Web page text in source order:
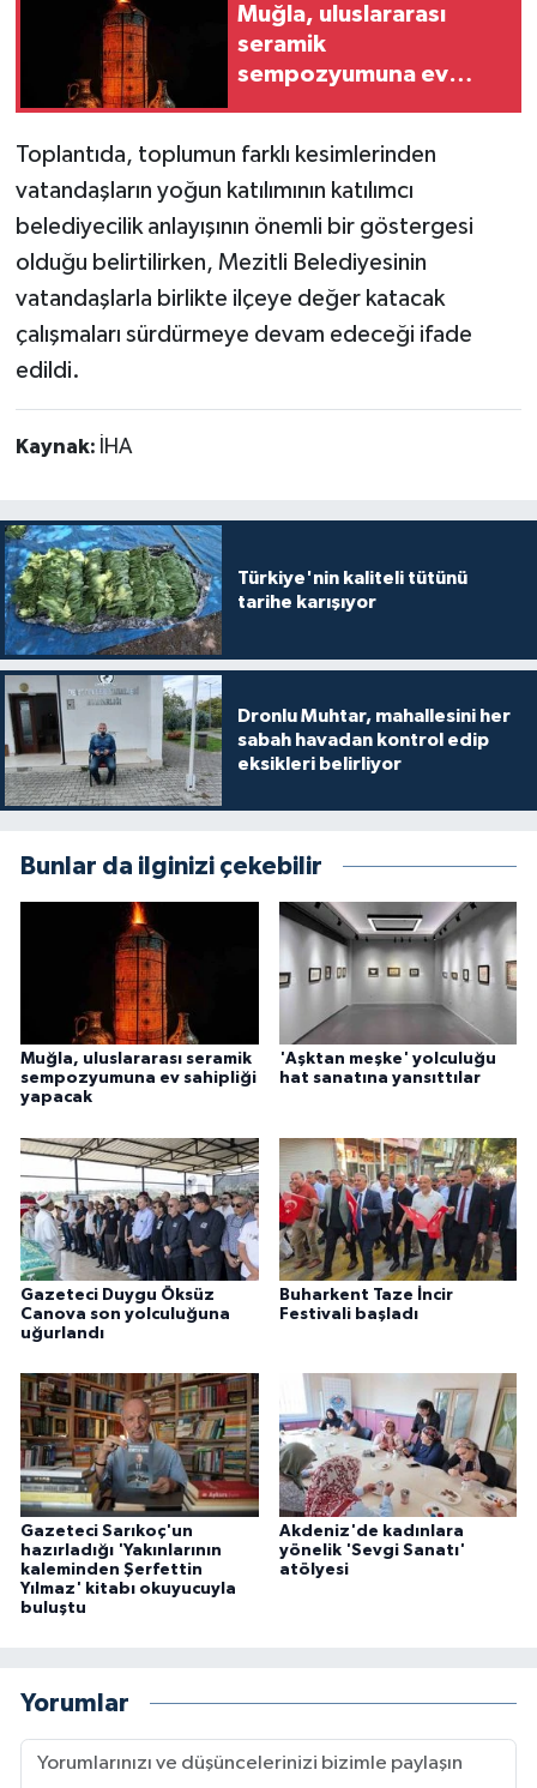
Muğla, uluslararası
seramik
sempozyumuna ev
Toplantıda, toplumun farklı kesimlerinden
vatandaşların yoğun katılımının katılımcı
belediyecilik anlayışının önemli bir göstergesi
olduğu belirtilirken, Mezitli Belediyesinin
vatandaşlarla birlikte ilçeye değer katacak
çalışmaları sürdürmeye devam edeceği ifade
edildi.
Kaynak: İHA
Türkiye'nin kaliteli tütünü
tarihe karışıyor
Dronlu Muhtar, mahallesini her
sabah havadan kontrol edip
eksikleri belirliyor
Bunlar da ilginizi çekebilir
Muğla, uluslararası seramik
sempozyumuna ev sahipliği
yapacak
'Aşktan meşke' yolculuğu
hat sanatına yansıttılar
Gazeteci Duygu Öksüz
Canova son yolculuğuna
uğurlandı
Buharkent Taze İncir
Festivali başladı
Gazeteci Sarıkoç'un
hazırladığı 'Yakınlarının
kaleminden Şerfettin
Yılmaz' kitabı okuyucuyla
buluştu
Akdeniz'de kadınlara
yönelik 'Sevgi Sanatı'
atölyesi
Yorumlar